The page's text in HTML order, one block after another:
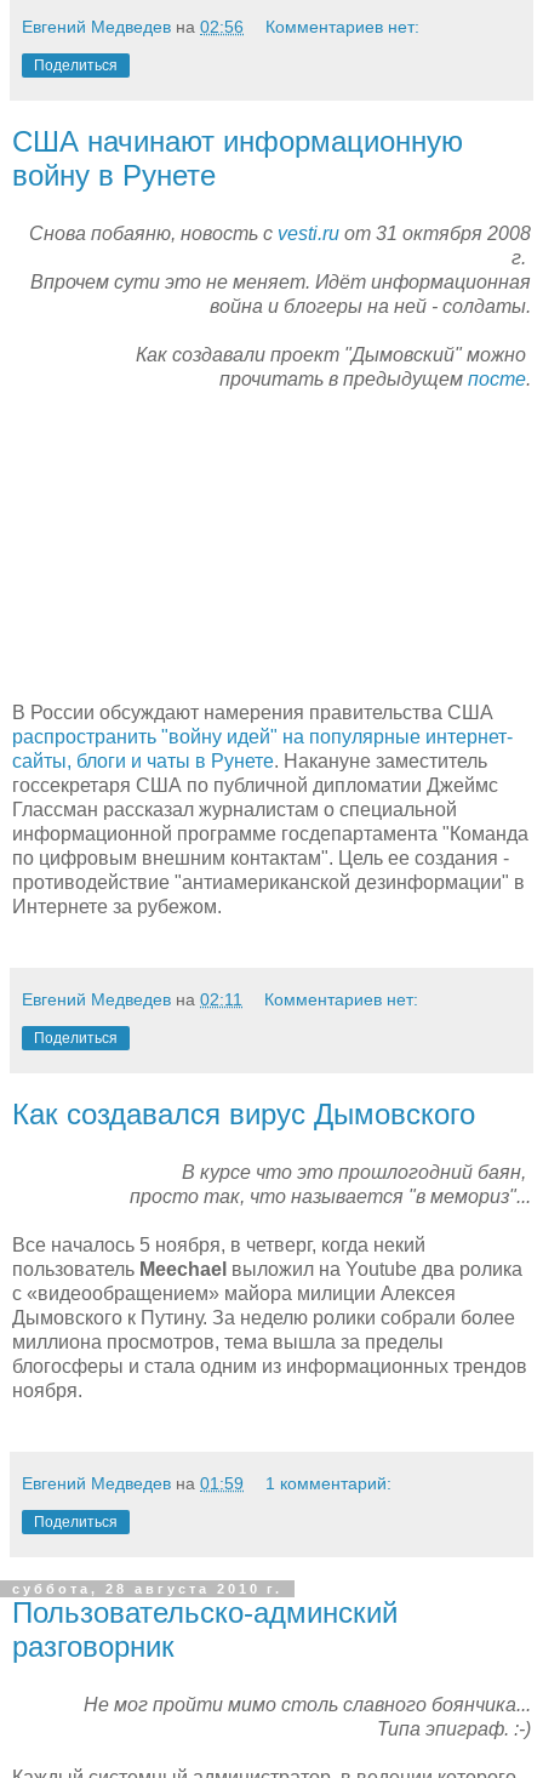
Евгений Медведев на 02:56 Комментариев нет:
Поделиться
США начинают информационную
войну в Рунете
Снова побаяню, новость с vesti.ru от 31 октября 2008
г.
Впрочем сути это не меняет. Идёт информационная
война и блогеры на ней - солдаты.
Как создавали проект "Дымовский" можно
прочитать в предыдущем посте.
В России обсуждают намерения правительства США
распространить "войну идей" на популярные интернет-
сайты, блоги и чаты в Рунете. Накануне заместитель
госсекретаря США по публичной дипломатии Джеймс
Глассман рассказал журналистам о специальной
информационной программе госдепартамента "Команда
по цифровым внешним контактам". Цель ее создания -
противодействие "антиамериканской дезинформации" в
Интернете за рубежом.
Евгений Медведев на 02:11 Комментариев нет:
Поделиться
Как создавался вирус Дымовского
В курсе что это прошлогодний баян,
просто так, что называется "в мемориз"...
Все началось 5 ноября, в четверг, когда некий
пользователь Meechael выложил на Youtube два ролика
с «видеообращением» майора милиции Алексея
Дымовского к Путину. За неделю ролики собрали более
миллиона просмотров, тема вышла за пределы
блогосферы и стала одним из информационных трендов
ноября.
Евгений Медведев на 01:59 1 комментарий:
Поделиться
суббота, 28 августа 2010 г.
Пользовательско-админский
разговорник
Не мог пройти мимо столь славного боянчика...
Типа эпиграф. :-)